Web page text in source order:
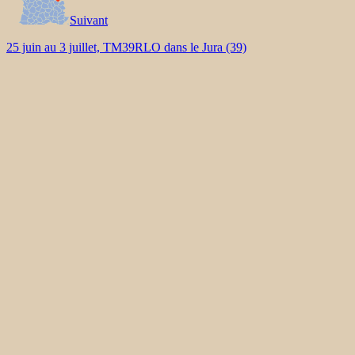
Suivant
25 juin au 3 juillet, TM39RLO dans le Jura (39)